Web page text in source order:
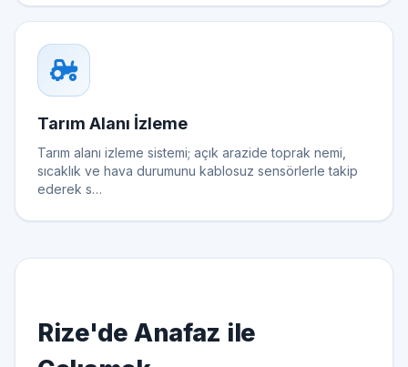
Tarım Alanı İzleme
Tarım alanı izleme sistemi; açık arazide toprak nemi,
sıcaklık ve hava durumunu kablosuz sensörlerle takip
ederek s…
Rize'de Anafaz ile